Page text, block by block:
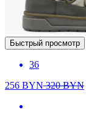
Быстрый просмотр
36
256 BYN320BYN